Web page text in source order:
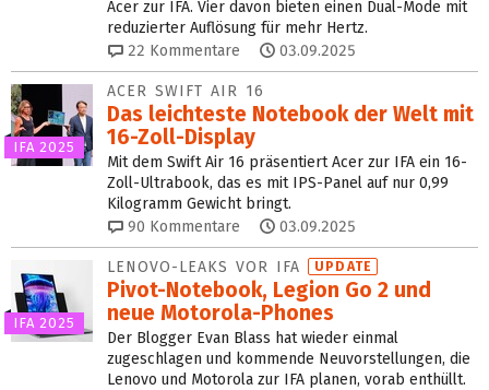
Acer zur IFA. Vier davon bieten einen Dual-Mode mit
reduzierter Auflösung für mehr Hertz.
22 Kommentare 03.09.2025
IFA 2025
ACER SWIFT AIR 16
Das leichteste Notebook der Welt mit
16-Zoll-Display
Mit dem Swift Air 16 präsentiert Acer zur IFA ein 16-
Zoll-Ultrabook, das es mit IPS-Panel auf nur 0,99
Kilogramm Gewicht bringt.
90 Kommentare 03.09.2025
IFA 2025
LENOVO-LEAKS VOR IFA UPDATE
Pivot-Notebook, Legion Go 2 und
neue Motorola-Phones
Der Blogger Evan Blass hat wieder einmal
zugeschlagen und kommende Neuvorstellungen, die
Lenovo und Motorola zur IFA planen, vorab enthüllt.